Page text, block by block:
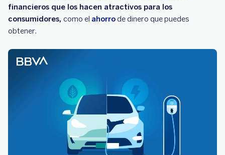
financieros que los hacen atractivos para los
consumidores, como el ahorro de dinero que puedes
obtener.